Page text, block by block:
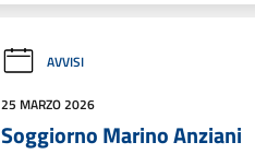
AVVISI
25 MARZO 2026
Soggiorno Marino Anziani